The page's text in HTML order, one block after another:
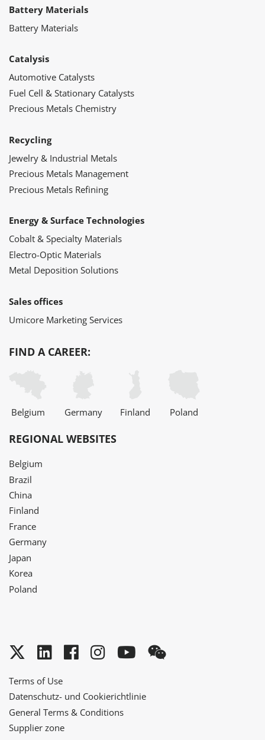
Battery Materials
Battery Materials
Catalysis
Automotive Catalysts
Fuel Cell & Stationary Catalysts
Precious Metals Chemistry
Recycling
Jewelry & Industrial Metals
Precious Metals Management
Precious Metals Refining
Energy & Surface Technologies
Cobalt & Specialty Materials
Electro-Optic Materials
Metal Deposition Solutions
Sales offices
Umicore Marketing Services
FIND A CAREER:
Belgium Germany Finland Poland
REGIONAL WEBSITES
Belgium
Brazil
China
Finland
France
Germany
Japan
Korea
Poland
Twitter
LinkedInFacebook
Instagram
YouTube
Terms of Use
Datenschutz- und Cookierichtlinie
General Terms & Conditions
Supplier zone